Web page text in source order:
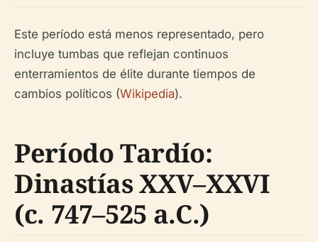
Este período está menos representado, pero
incluye tumbas que reflejan continuos
enterramientos de élite durante tiempos de
cambios políticos (Wikipedia).
Período Tardío:
Dinastías XXV–XXVI
(c. 747–525 a.C.)